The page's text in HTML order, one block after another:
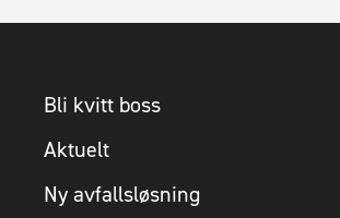
Bli kvitt boss
Aktuelt
Ny avfallsløsning